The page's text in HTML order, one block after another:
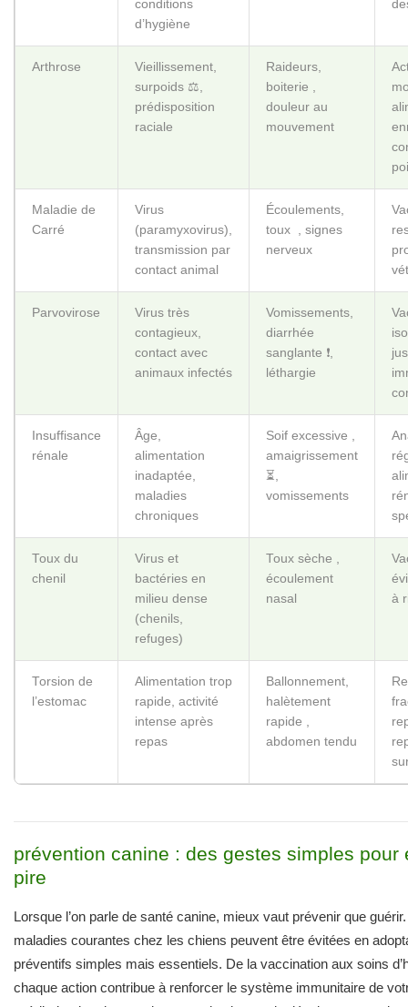
conditions
d’hygiène
Arthrose
Vieillissement,
surpoids ⚖️,
prédisposition
raciale
Raideurs,
boiterie ,
douleur au
mouvement
Maladie de
Carré
Virus
(paramyxovirus),
transmission par
contact animal
Écoulements,
toux ‍ , signes
nerveux
Parvovirose
Virus très
contagieux,
contact avec
animaux infectés
Vomissements,
diarrhée
sanglante ❗,
léthargie
Insuffisance
rénale
Âge,
alimentation
inadaptée,
maladies
chroniques
Soif excessive ,
amaigrissement
⏳,
vomissements
Toux du
chenil
Virus et
bactéries en
milieu dense
(chenils,
refuges)
Toux sèche ,
écoulement
nasal
à
Torsion de
l’estomac
Alimentation trop
rapide, activité
intense après
repas
Ballonnement,
halètement
rapide ,
abdomen tendu
prévention canine : des gestes simples pour
pire
Lorsque l’on parle de santé canine, mieux vaut prévenir que
maladies courantes chez les chiens peuvent être évitées en
préventifs simples mais essentiels. De la vaccination aux soins
chaque action contribue à renforcer le système immunitaire de